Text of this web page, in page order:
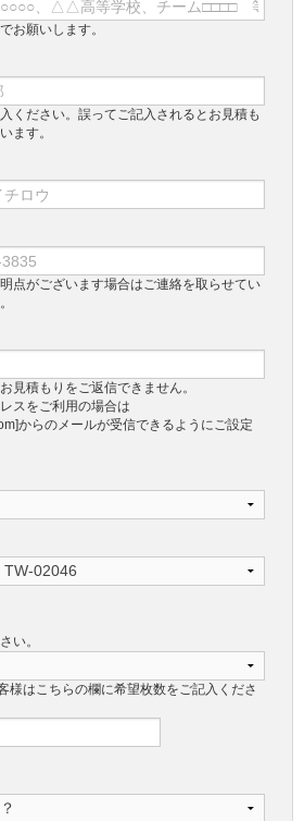
お願いします。
ください。誤ってご記入されるとお見積も
ます。
点がございます場合はご連絡を取らせてい
見積もりをご返信できません。
スをご利用の場合は
からのメールが受信できるようにご設定
い。
様はこちらの欄に希望枚数をご記入くださ